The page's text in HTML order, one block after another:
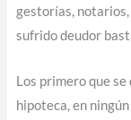
gestorías,
sufrido deudor
Los primero que
hipoteca, en